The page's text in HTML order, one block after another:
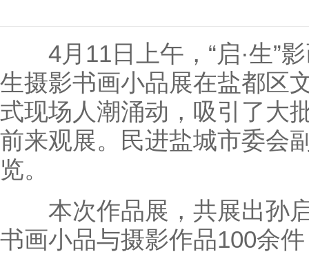
4月11日上午，“启·生”
生摄影书画小品展在盐都区
式现场人潮涌动，吸引了大
前来观展。民进盐城市委会
览。
本次作品展，共展出孙启
书画小品与摄影作品100余